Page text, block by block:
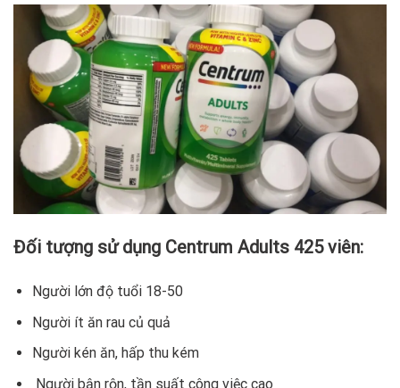
Đối tượng sử dụng Centrum Adults 425 viên:
Người lớn độ tuổi 18-50
Người ít ăn rau củ quả
Người kén ăn, hấp thu kém
Người bận rộn, tần suất công việc cao